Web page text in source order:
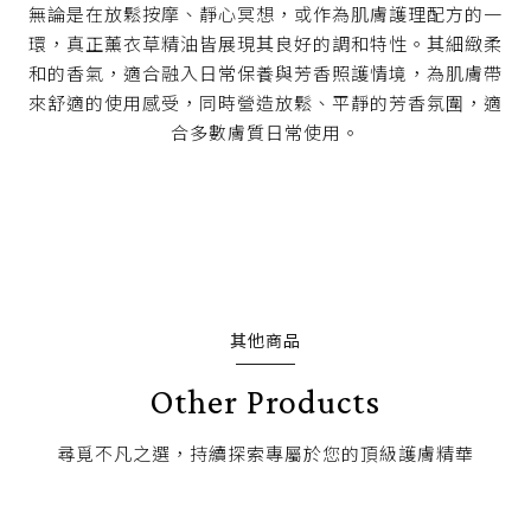
無論是在放鬆按摩、靜心冥想，或作為肌膚護理配方的一
環，真正薰衣草精油皆展現其良好的調和特性。其細緻柔
和的香氣，適合融入日常保養與芳香照護情境，為肌膚帶
來舒適的使用感受，同時營造放鬆、平靜的芳香氛圍，適
合多數膚質日常使用。
其他商品
Other Products
尋覓不凡之選，持續探索專屬於您的頂級護膚精華